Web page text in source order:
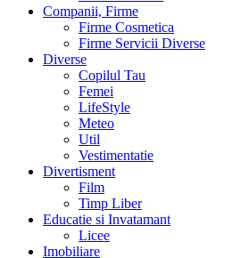
Companii, Firme
Firme Cosmetica
Firme Servicii Diverse
Diverse
Copilul Tau
Femei
LifeStyle
Meteo
Util
Vestimentatie
Divertisment
Film
Timp Liber
Educatie si Invatamant
Licee
Imobiliare